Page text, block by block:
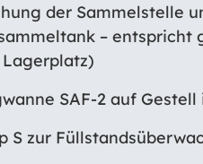
der Sammelstelle
– entspricht
SAF-2 auf
S zur